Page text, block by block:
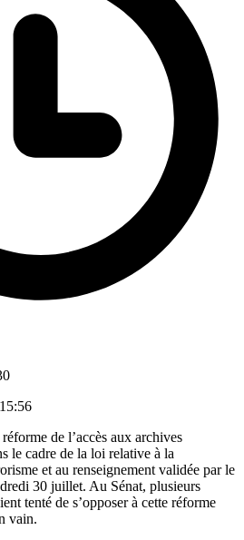
de l’accès aux archives
le cadre de la loi relative à la
et au renseignement validée par le
30 juillet. Au Sénat, plusieurs
tenté de s’opposer à cette réforme
vain.